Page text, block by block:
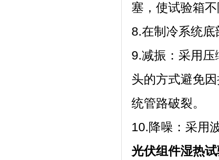
塞，使试验箱
8.在制冷系统底
9.减振：采
头的方式避免因
统管路破裂。
10.降噪：采
光伏组件湿热